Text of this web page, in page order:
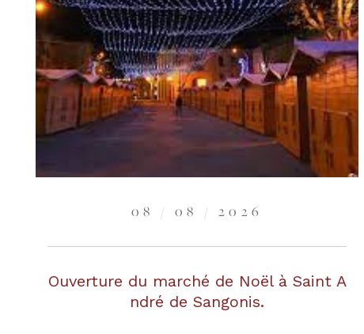
08 / 08 / 2026
Ouverture du marché de Noël à Saint A
ndré de Sangonis.